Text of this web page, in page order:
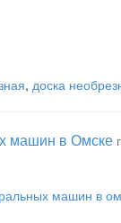
, доска
машин в Омске
машин в